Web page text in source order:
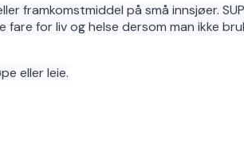
framkomstmiddel på små innsjøer.
for liv og helse dersom man ikke
eller leie.